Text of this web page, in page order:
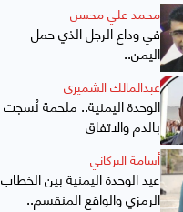
محمد علي محسن
في وداع الرجل الذي حمل
اليمن..
عبدالمالك الشميري
الوحدة اليمنية.. ملحمة نُسجت
بالدم والاتفاق
أسامة البركاني
عيد الوحدة اليمنية بين الخطاب
الرمزي والواقع المنقسم..